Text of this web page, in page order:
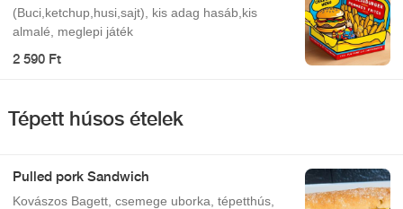
(Buci,ketchup,husi,sajt), kis adag hasáb,kis
almalé, meglepi játék
2 590 Ft
Tépett húsos ételek
Pulled pork Sandwich
Kovászos Bagett, csemege uborka, tépetthús,